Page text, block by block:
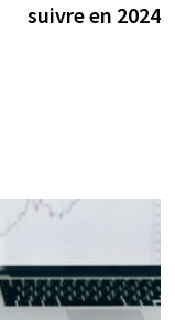
suivre en 2024